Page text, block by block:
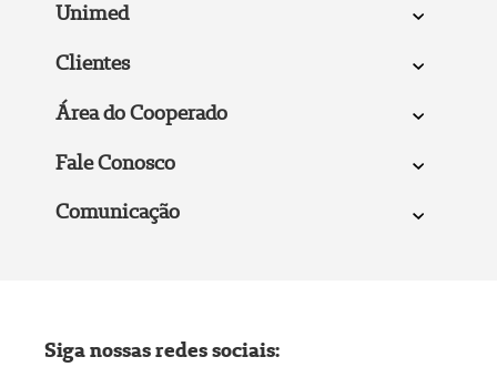
Unimed
Clientes
Área do Cooperado
Fale Conosco
Comunicação
Siga nossas redes sociais: